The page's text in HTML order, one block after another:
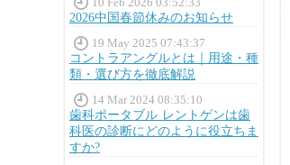
2026中国春節休みのお知らせ
19 May 2025 07:43:37
コントラアングルとは｜用途・種
類・選び方を徹底解説
14 Mar 2024 08:35:10
歯科ポータブル レントゲンは歯
科医の診断にどのように役立ちま
すか?